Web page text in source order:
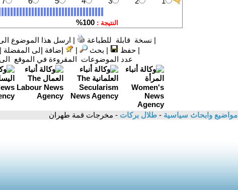
| نسخة قابلة للطباعة | ارسل هذا الموضوع
|حفظ | بحث | إضافة إلى المفضلة
عدد الموضوعات المقروءة في الموقع الى
مواضيع وابحاث سياسية - طلال بركات - مخرجات قمة طهران